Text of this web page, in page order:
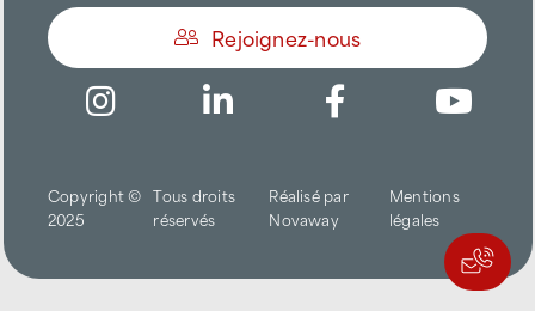
Rejoignez-nous
Copyright ©
2025
Tous droits
réservés
Réalisé par
Novaway
Mentions
légales
Trouver une agence